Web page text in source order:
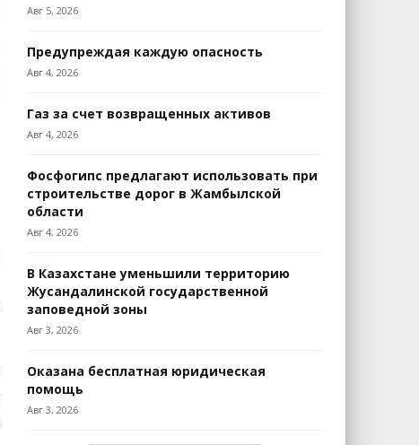
Авг 5, 2026
Предупреждая каждую опасность
Авг 4, 2026
Газ за счет возвращенных активов
Авг 4, 2026
Фосфогипс предлагают использовать при
строительстве дорог в Жамбылской
области
Авг 4, 2026
В Казахстане уменьшили территорию
Жусандалинской государственной
заповедной зоны
Авг 3, 2026
Оказана бесплатная юридическая
помощь
Авг 3, 2026